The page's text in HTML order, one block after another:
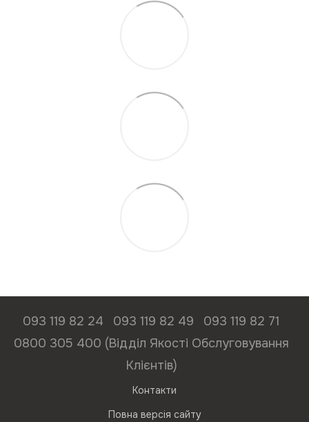
093 119 82 24 093 119 82 49
093 119 82 71
0800 305 400 (Відділ Якості Обслуговування
Клієнтів)
Контакти
Повна версія сайту